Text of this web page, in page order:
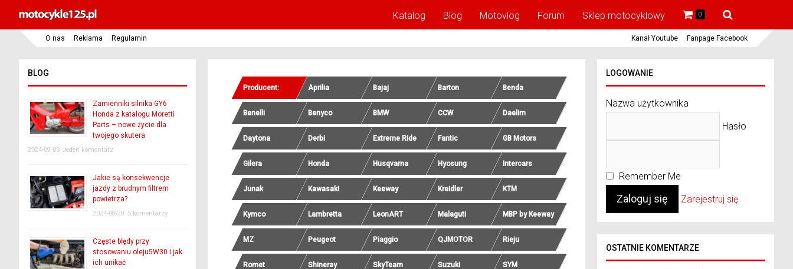
Katalog Blog Motovlog Forum Sklep motocyklowy 0
O nas Reklama Regulamin Kanał Youtube Fanpage Facebook
Producent: Aprilia Bajaj Barton Benda
Benelli Benyco BMW CCW Daelim
Daytona Derbi Extreme Ride Fantic GB Motors
Gilera Honda Husqvarna Hyosung Intercars
Junak Kawasaki Keeway Kreidler KTM
Kymco Lambretta LeonART Malaguti MBP by Keeway
MZ Peugeot Piaggio QJMOTOR Rieju
Romet Shineray SkyTeam Suzuki SYM
BLOG
Zamienniki silnika GY6
Honda z katalogu Moretti
Parts – nowe życie dla
twojego skutera
2024-09-03 Jeden komentarz
Jakie są konsekwencje
jazdy z brudnym filtrem
powietrza?
2024-08-29 5 komentarzy
Częste błędy przy
stosowaniu oleju5W30 i jak
ich unikać
LOGOWANIE
Nazwa użytkownika
Hasło
Remember Me
Zarejestruj się
OSTATNIE KOMENTARZE